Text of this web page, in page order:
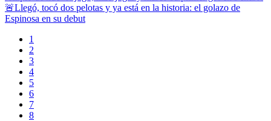
🚨Llegó, tocó dos pelotas y ya está en la historia: el golazo de
Espinosa en su debut
1
2
3
4
5
6
7
8